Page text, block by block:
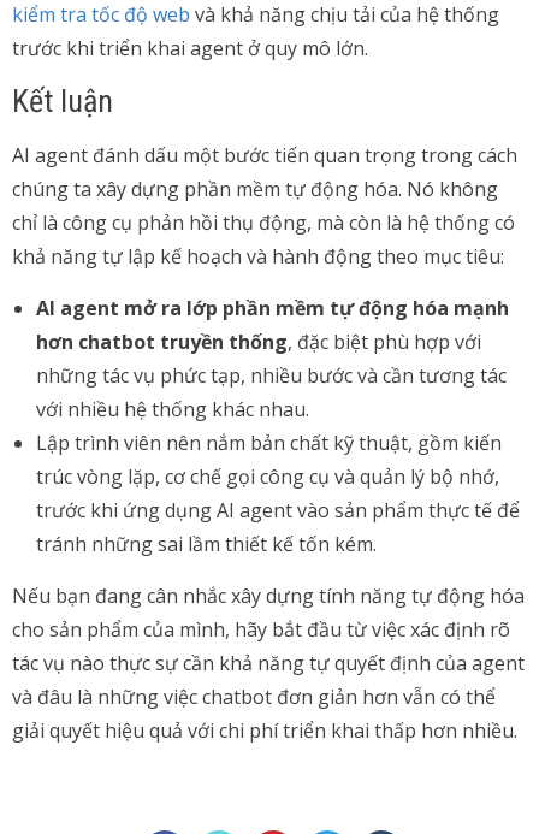
kiểm tra tốc độ web và khả năng chịu tải của hệ thống
trước khi triển khai agent ở quy mô lớn.
Kết luận
AI agent đánh dấu một bước tiến quan trọng trong cách
chúng ta xây dựng phần mềm tự động hóa. Nó không
chỉ là công cụ phản hồi thụ động, mà còn là hệ thống có
khả năng tự lập kế hoạch và hành động theo mục tiêu:
AI agent mở ra lớp phần mềm tự động hóa mạnh
hơn chatbot truyền thống, đặc biệt phù hợp với
những tác vụ phức tạp, nhiều bước và cần tương tác
với nhiều hệ thống khác nhau.
Lập trình viên nên nắm bản chất kỹ thuật, gồm kiến
trúc vòng lặp, cơ chế gọi công cụ và quản lý bộ nhớ,
trước khi ứng dụng AI agent vào sản phẩm thực tế để
tránh những sai lầm thiết kế tốn kém.
Nếu bạn đang cân nhắc xây dựng tính năng tự động hóa
cho sản phẩm của mình, hãy bắt đầu từ việc xác định rõ
tác vụ nào thực sự cần khả năng tự quyết định của agent
và đâu là những việc chatbot đơn giản hơn vẫn có thể
giải quyết hiệu quả với chi phí triển khai thấp hơn nhiều.